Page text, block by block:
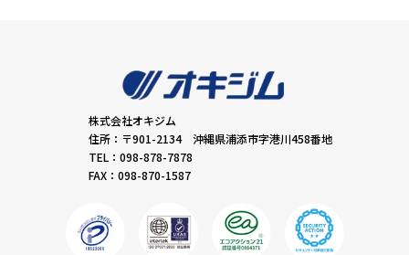
株式会社オキジム
住所：〒901-2134 沖縄県浦添市字港川458番地
TEL：098-878-7878
FAX：098-870-1587